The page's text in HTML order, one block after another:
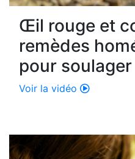
Œil rouge et
remèdes
pour
Voir la vidéo